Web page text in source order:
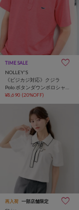
TIME SALE
NOLLEY'S
《ビジカジ対応》クジラ
Polo ボタンダウンポロシャ
ツ 26SS
¥8,690 (20%OFF)
再入荷 一部店舗限定